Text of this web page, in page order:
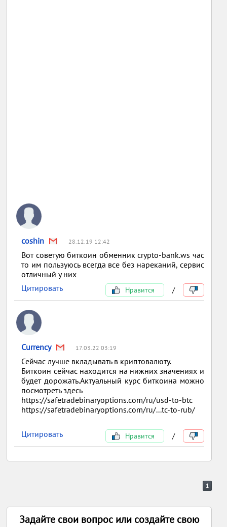
coshin 28.12.19 12:42
Вот советую биткоин обменник crypto-bank.ws час
то им пользуюсь всегда все без нареканий, сервис
отличный у них
Цитировать
Нравится /
Currency 17.03.22 03:19
Сейчас лучше вкладывать в криптовалюту.
Биткоин сейчас находится на нижних значениях и
будет дорожать.Актуальный курс биткоина можно
посмотреть здесь
https://safetradebinaryoptions.com/ru/usd-to-btc
https://safetradebinaryoptions.com/ru/...tc-to-rub/
Цитировать Нравится /
1
Задайте свои вопрос или создайте свою